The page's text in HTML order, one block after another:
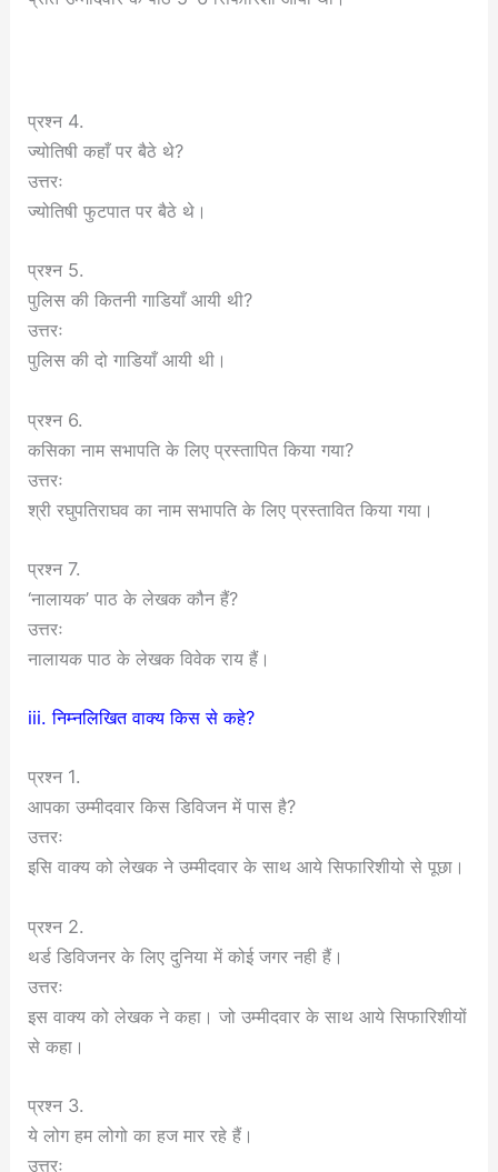
प्रश्न 4.
ज्योतिषी कहाँ पर बैठे थे?
उत्तरः
ज्योतिषी फुटपात पर बैठे थे।
प्रश्न 5.
पुलिस की कितनी गाडियाँ आयी थी?
उत्तरः
पुलिस की दो गाडियाँ आयी थी।
प्रश्न 6.
कसिका नाम सभापति के लिए प्रस्तापित किया गया?
उत्तरः
श्री रघुपतिराघव का नाम सभापति के लिए प्रस्तावित किया गया।
प्रश्न 7.
‘नालायक’ पाठ के लेखक कौन हैं?
उत्तरः
नालायक पाठ के लेखक विवेक राय हैं।
iii. निम्नलिखित वाक्य किस से कहे?
प्रश्न 1.
आपका उम्मीदवार किस डिविजन में पास है?
उत्तरः
इसि वाक्य को लेखक ने उम्मीदवार के साथ आये सिफारिशीयो से पूछा।
प्रश्न 2.
थर्ड डिविजनर के लिए दुनिया में कोई जगर नही हैं।
उत्तरः
इस वाक्य को लेखक ने कहा। जो उम्मीदवार के साथ आये सिफारिशीयों
से कहा।
प्रश्न 3.
ये लोग हम लोगो का हज मार रहे हैं।
उत्तरः